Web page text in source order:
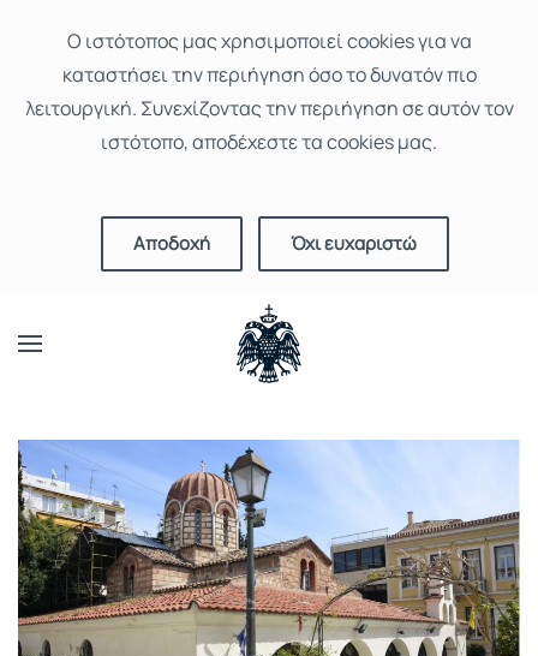
Ο ιστότοπoς μας χρησιμοποιεί cookies για να
καταστήσει την περιήγηση όσο το δυνατόν πιο
λειτουργική. Συνεχίζοντας την περιήγηση σε αυτόν τον
ιστότοπο, αποδέχεστε τα cookies μας.
Αποδοχή Όχι ευχαριστώ